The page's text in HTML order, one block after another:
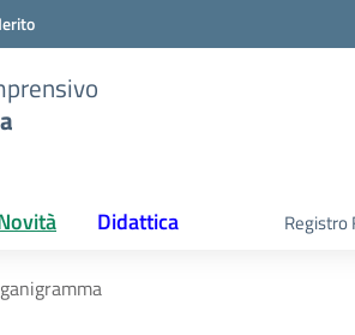
Didattica Registro